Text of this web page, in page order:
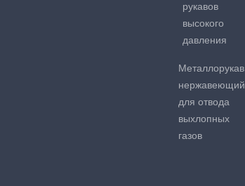
рукавов
высокого
давления
Металлорукав
нержавеющий
для отвода
выхлопных
газов